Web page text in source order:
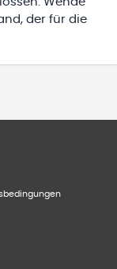
der für die